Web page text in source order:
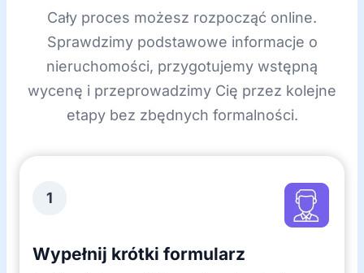
Cały proces możesz rozpocząć online.
Sprawdzimy podstawowe informacje o
nieruchomości, przygotujemy wstępną
wycenę i przeprowadzimy Cię przez kolejne
etapy bez zbędnych formalności.
1
Wypełnij krótki formularz